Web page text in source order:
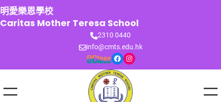
跳
至
主
明愛樂恩學校
Caritas Mother Teresa School
2310 0440
info@cmts.edu.hk
Facebook Instagram